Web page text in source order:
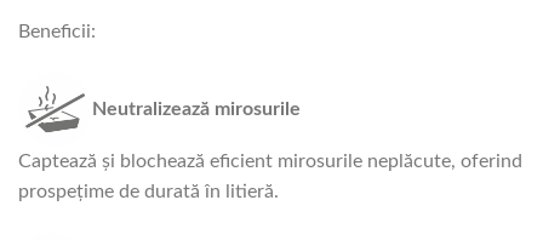
Beneficii:
Neutralizează mirosurile
Captează și blochează eficient mirosurile neplăcute, oferind
prospețime de durată în litieră.